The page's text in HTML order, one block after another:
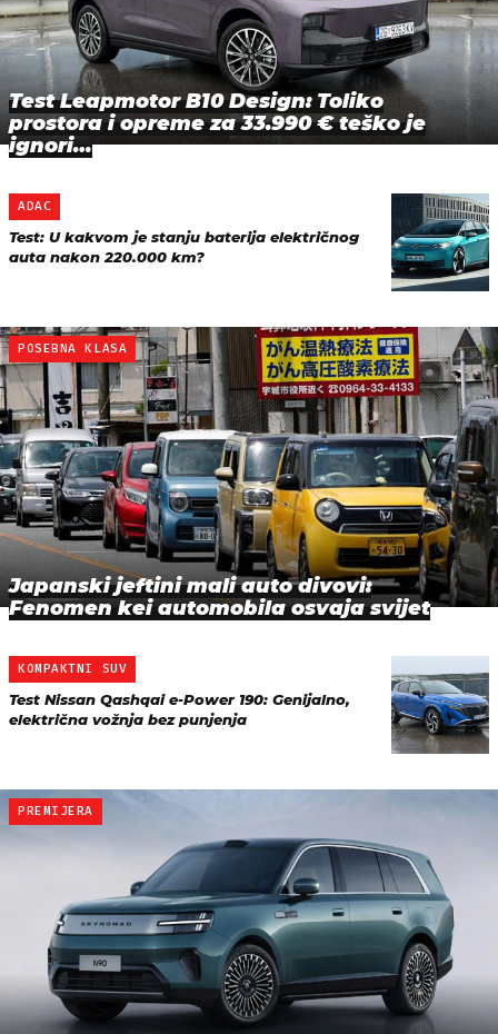
Test Leapmotor B10 Design: Toliko
prostora i opreme za 33.990 € teško je
ignori…
ADAC
Test: U kakvom je stanju baterija električnog
auta nakon 220.000 km?
POSEBNA KLASA
Japanski jeftini mali auto divovi:
Fenomen kei automobila osvaja svijet
KOMPAKTNI SUV
Test Nissan Qashqai e-Power 190: Genijalno,
električna vožnja bez punjenja
PREMIJERA